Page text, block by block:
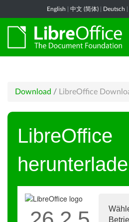
English 中文 (简体) Deutsch
Download / LibreOffice
LibreOffice